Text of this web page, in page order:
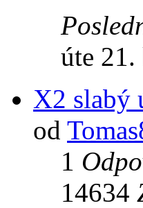
úte
X2 slabý
od
1
14634